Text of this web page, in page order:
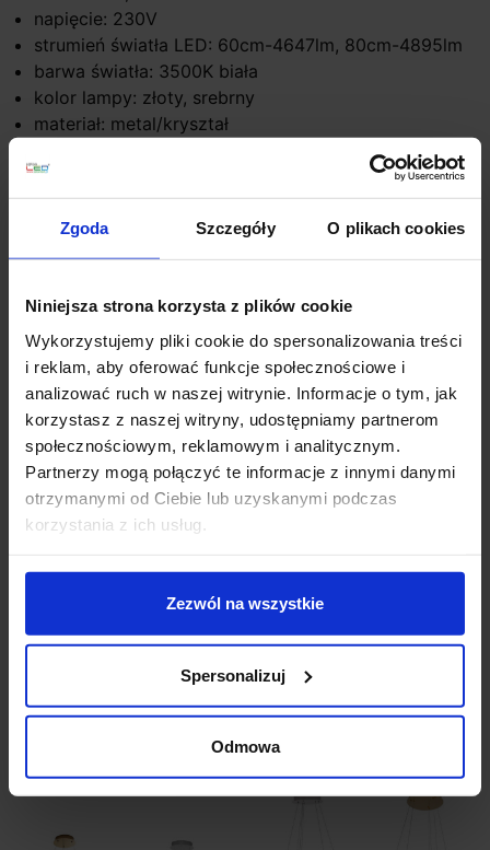
Zgoda Szczegóły O plikach cookies
Niniejsza strona korzysta z plików cookie
Wykorzystujemy pliki cookie do spersonalizowania treści
i reklam, aby oferować funkcje społecznościowe i
analizować ruch w naszej witrynie. Informacje o tym, jak
korzystasz z naszej witryny, udostępniamy partnerom
społecznościowym, reklamowym i analitycznym.
Partnerzy mogą połączyć te informacje z innymi danymi
otrzymanymi od Ciebie lub uzyskanymi podczas
korzystania z ich usług.
Zezwól na wszystkie
Spersonalizuj
Odmowa
napięcie: 230V
strumień światła LED: 60cm-4647lm, 80cm-4895lm
barwa światła: 3500K biała
kolor lampy: złoty, srebrny
materiał: metal/kryształ
Szczegóły produktu
Zobacz także
LUCES BAUTA LE42911
plafon LED 36W złoty
60cm
Zobacz szczegóły
LUCES BAUTA
LE42912/13 złota lampa
wisząca 60cm, 80cm
1 674,00 zł
Zobacz szczegóły